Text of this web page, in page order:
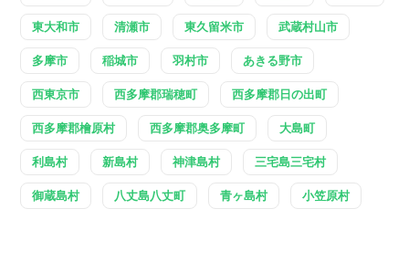
東大和市 清瀬市 東久留米市 武蔵村山市
多摩市 稲城市 羽村市 あきる野市
西東京市 西多摩郡瑞穂町 西多摩郡日の出町
西多摩郡檜原村 西多摩郡奥多摩町 大島町
利島村 新島村 神津島村 三宅島三宅村
御蔵島村 八丈島八丈町 青ヶ島村 小笠原村